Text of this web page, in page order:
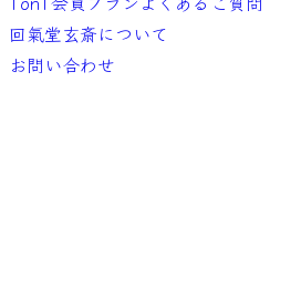
回氣堂玄斎について
お問い合わせ